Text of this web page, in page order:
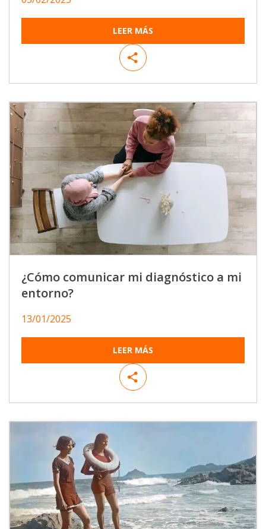
LEER MÁS
¿Cómo comunicar mi diagnóstico a mi
entorno?
13/01/2025
LEER MÁS